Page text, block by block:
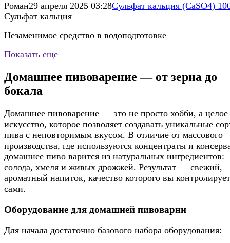
Роман29 апреля 2025 03:28Сульфат кальция (CaSO4)
Сульфат кальция
Незаменимое средство в водоподготовке
Показать еще
Домашнее пивоварение — от зерна до
бокала
Домашнее пивоварение — это не просто хобби, а целое
искусство, которое позволяет создавать уникальные
пива с неповторимым вкусом. В отличие от массового
производства, где используются концентраты и
домашнее пиво варится из натуральных ингредиентов:
солода, хмеля и живых дрожжей. Результат — свежий,
ароматный напиток, качество которого вы
сами.
Оборудование для домашней пивоварни
Для начала достаточно базового набора оборудования: